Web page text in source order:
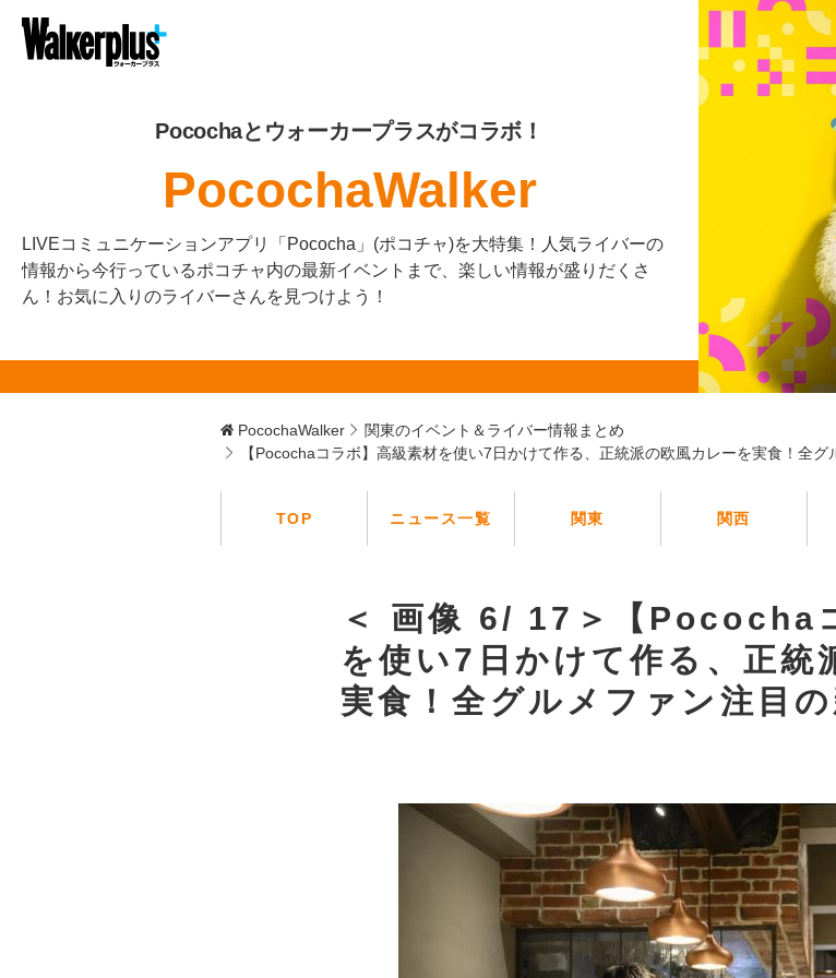
Pocochaとウォーカープラスがコラボ！
PocochaWalker
LIVEコミュニケーションアプリ「Pococha」(ポコチャ)を大特集！人気ライバーの
情報から今行っているポコチャ内の最新イベントまで、楽しい情報が盛りだくさ
ん！お気に入りのライバーさんを見つけよう！
PocochaWalker
関東のイベント＆ライバー情報まとめ
【Pocochaコラボ】高級素材を使い7日かけて作る、正統派の欧風カレーを実食！全
TOP ニュース一覧 関東 関西
＜ 画像 6/ 17＞【Pococha
を使い7日かけて作る、正統
実食！全グルメファン注目